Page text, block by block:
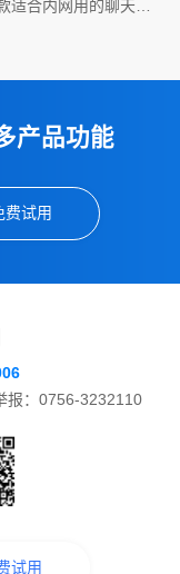
适合内网用的聊天软
产品功能
费试用
报：0756-3232110
试用